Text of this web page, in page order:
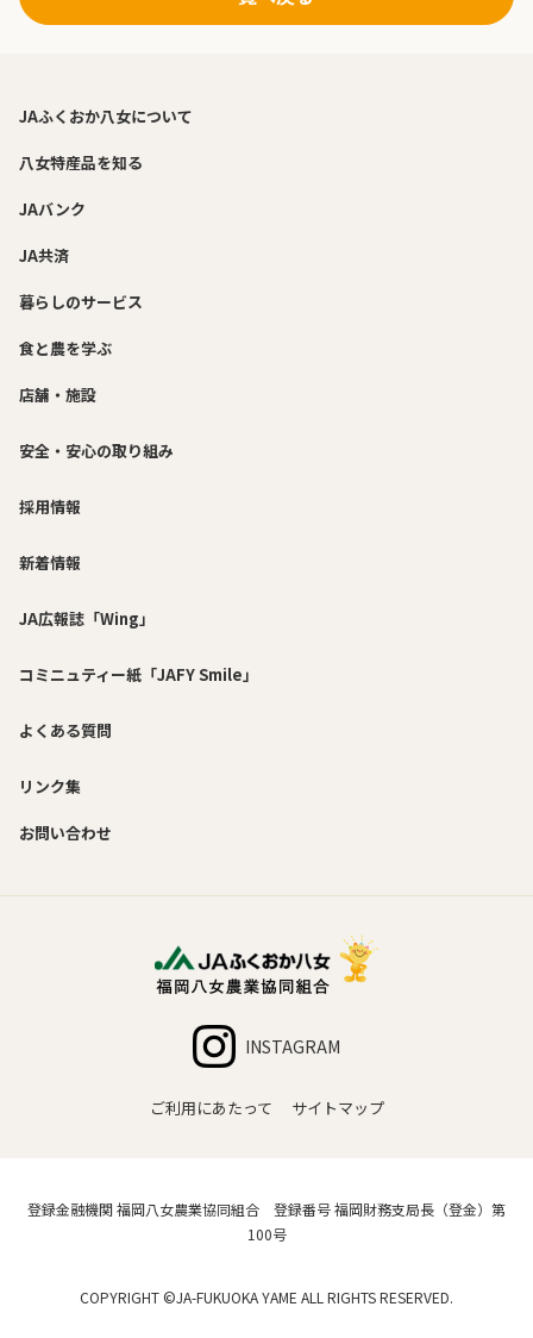
JAふくおか八女について
八女特産品を知る
JAバンク
JA共済
暮らしのサービス
食と農を学ぶ
店舗・施設
安全・安心の取り組み
採用情報
新着情報
JA広報誌「Wing」
コミニュティー紙「JAFY Smile」
よくある質問
リンク集
お問い合わせ
INSTAGRAM
ご利用にあたって サイトマップ
登録金融機関 福岡八女農業協同組合 登録番号 福岡財務支局長（登金）第
100号
COPYRIGHT ©JA-FUKUOKA YAME ALL RIGHTS RESERVED.